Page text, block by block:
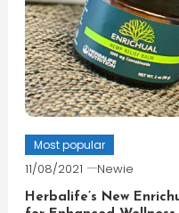
Most popular
11/08/2021 Newie
Herbalife’s New